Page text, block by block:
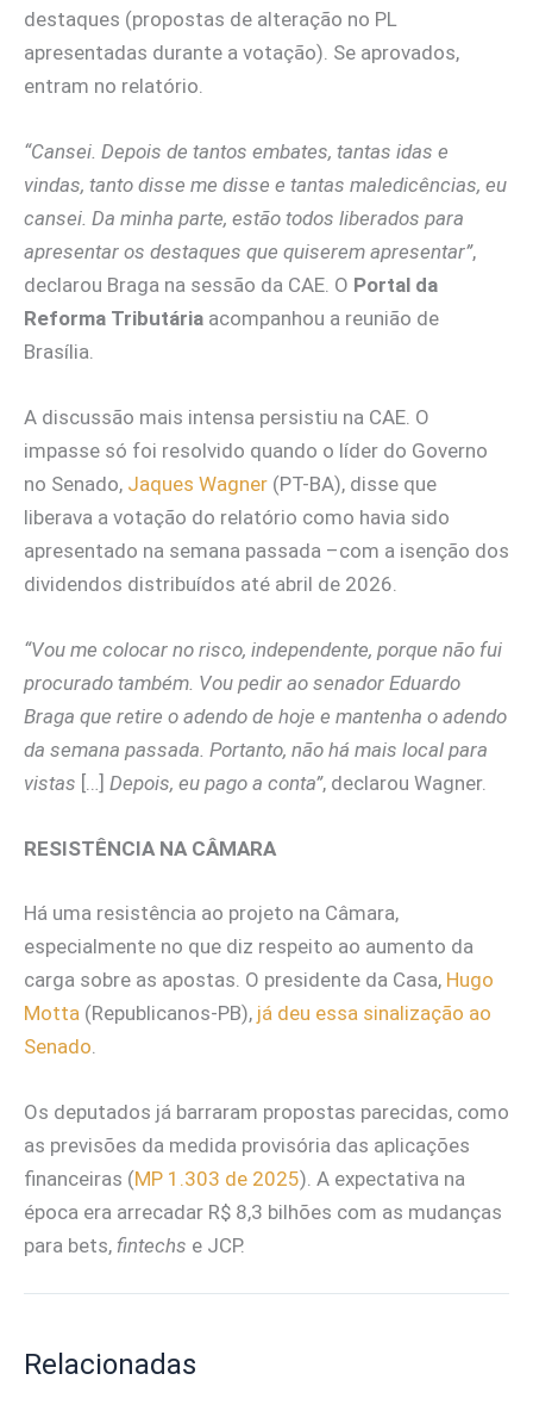
destaques (propostas de alteração no PL
apresentadas durante a votação). Se aprovados,
entram no relatório.
“Cansei. Depois de tantos embates, tantas idas e
vindas, tanto disse me disse e tantas maledicências, eu
cansei. Da minha parte, estão todos liberados para
apresentar os destaques que quiserem apresentar”,
declarou Braga na sessão da CAE. O Portal da
Reforma Tributária acompanhou a reunião de
Brasília.
A discussão mais intensa persistiu na CAE. O
impasse só foi resolvido quando o líder do Governo
no Senado, Jaques Wagner (PT-BA), disse que
liberava a votação do relatório como havia sido
apresentado na semana passada –com a isenção dos
dividendos distribuídos até abril de 2026.
“Vou me colocar no risco, independente, porque não fui
procurado também. Vou pedir ao senador Eduardo
Braga que retire o adendo de hoje e mantenha o adendo
da semana passada. Portanto, não há mais local para
vistas […] Depois, eu pago a conta”, declarou Wagner.
RESISTÊNCIA NA CÂMARA
Há uma resistência ao projeto na Câmara,
especialmente no que diz respeito ao aumento da
carga sobre as apostas. O presidente da Casa, Hugo
Motta (Republicanos-PB), já deu essa sinalização ao
Senado
Os deputados já barraram propostas parecidas, como
as previsões da medida provisória das aplicações
financeiras (MP 1.303 de 2025). A expectativa na
época era arrecadar R$ 8,3 bilhões com as mudanças
para bets, fintechs e JCP.
Relacionadas